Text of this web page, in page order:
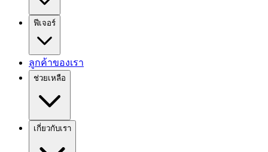
ฟีเจอร์
ลูกค้าของเรา
ช่วยเหลือ
เกี่ยวกับเรา